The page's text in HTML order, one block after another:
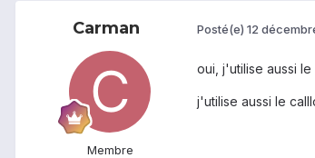
Carman
Membre
Posté(e) 12
oui, j'utilise aussi
j'utilise aussi le